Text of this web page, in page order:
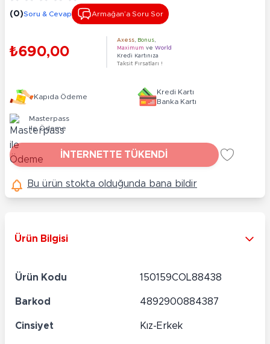
(0)Soru & Cevap Armağan’a Soru Sor
₺690,00
Axess Bonus
Maximum ve World
Kredi Kartınıza
Taksit Fırsatları !
Kapıda Ödeme
Kredi Kartı
Banka Kartı
Masterpass
ile Ödeme
İNTERNETTE TÜKENDİ
Bu ürün stokta olduğunda bana bildir
Ürün Bilgisi
Ürün Kodu 150159COL88438
Barkod 4892900884387
Cinsiyet Kız-Erkek